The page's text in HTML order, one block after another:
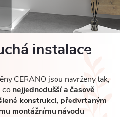
instalace
CERANO jsou navrženy tak,
co nejjednodušší a časově
konstrukci, předvrtaným
montážnímu návodu